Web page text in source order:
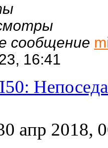
сообщение
16:41
апр 2018,